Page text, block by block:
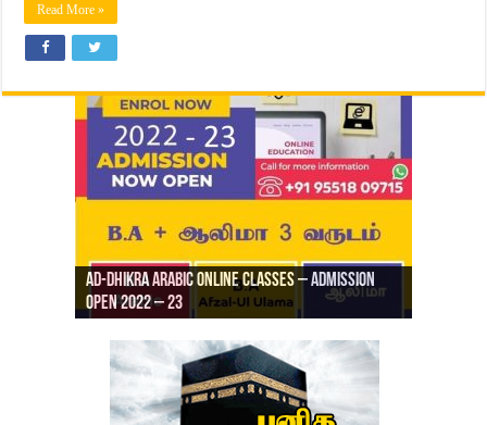
Read More »
Ad-Dhikra Arabic Online Classes – Admission
Open 2022 – 23
Ad-Dhikra Arabic Online Classes – BA Arabic
AD DHIKRA ARABIC COLLEGE ADMISSION
ரியாத் ஜும்ஆ தமிழாக்கம், Jamia Al Hajiri
Masjid (Kuwait Masjid), Malaz, Riyadh